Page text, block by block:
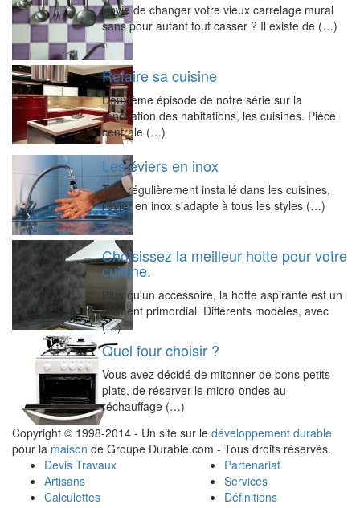
Envie de changer votre vieux carrelage mural
sans pour autant tout casser ? Il existe de (…)
Refaire sa cuisine
Deuxième épisode de notre série sur la
rénovation des habitations, les cuisines. Pièce
centrale (…)
Les éviers en inox
Très régulièrement installé dans les cuisines,
l'évier en inox s'adapte à tous les styles (…)
Choisissez la meilleur hotte pour votre
cuisine.
Plus qu'un accessoire, la hotte aspirante est un
élément primordial. Différents modèles, avec
(…)
Quel four choisir ?
Vous avez décidé de mitonner de bons petits
plats, de réserver le micro-ondes au
réchauffage (…)
Copyright © 1998-2014 - Un site sur le développement durable
pour la maison de Groupe Durable.com - Tous droits réservés.
Devis Travaux
Artisans
Calculettes
Partenariat
Services
Définitions